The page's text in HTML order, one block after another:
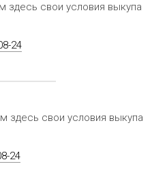
здесь свои условия выкупа
24
здесь свои условия выкупа
24